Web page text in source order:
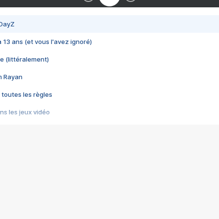
13 ans (et vous l'avez ignoré)
(littéralement)
Rayan
toutes les règles
les jeux vidéo